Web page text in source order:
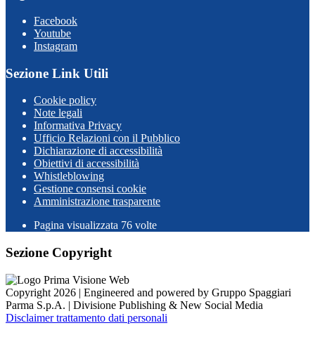
Facebook
Youtube
Instagram
Sezione Link Utili
Cookie policy
Note legali
Informativa Privacy
Ufficio Relazioni con il Pubblico
Dichiarazione di accessibilità
Obiettivi di accessibilità
Whistleblowing
Gestione consensi cookie
Amministrazione trasparente
Pagina visualizzata 76 volte
Sezione Copyright
Copyright 2026 | Engineered and powered by Gruppo Spaggiari
Parma S.p.A. | Divisione Publishing & New Social Media
Disclaimer trattamento dati personali